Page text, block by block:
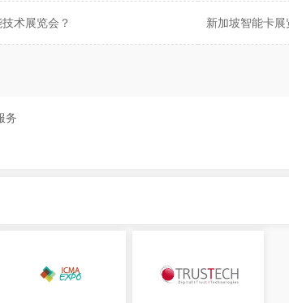
术展览会？ 新加坡智能卡展
务